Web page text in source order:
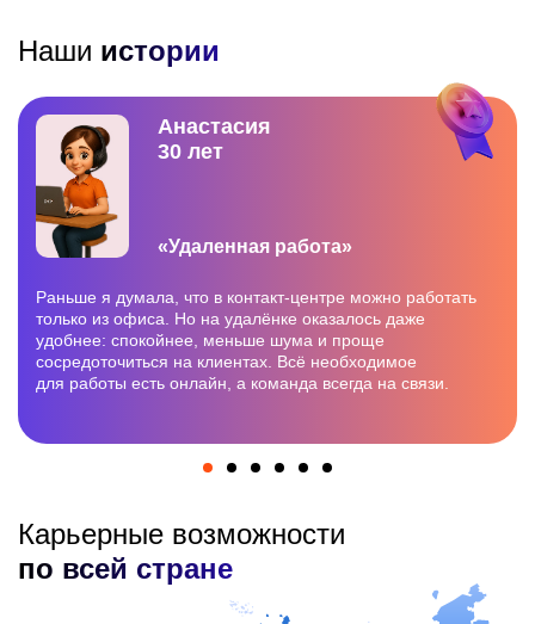
Наши истории
Анастасия
30 лет
«Удаленная работа»
Раньше я думала, что в контакт-центре можно работать
только из офиса. Но на удалёнке оказалось даже
удобнее: спокойнее, меньше шума и проще
сосредоточиться на клиентах. Всё необходимое
для работы есть онлайн, а команда всегда на связи.
Карьерные возможности
по всей стране